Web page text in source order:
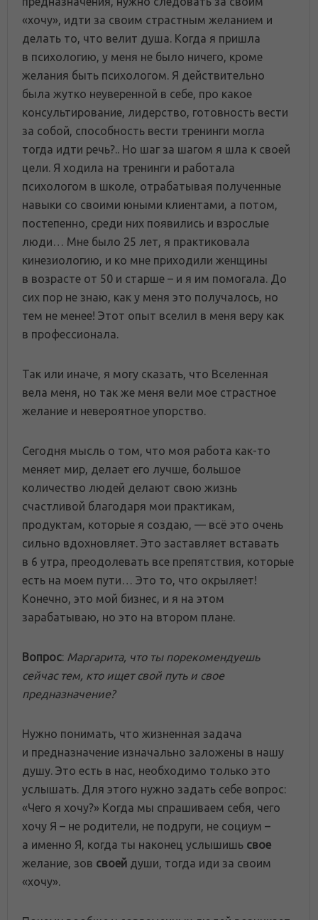
«хочу», идти за своим страстным желанием и
делать то, что велит душа. Когда я пришла
в психологию, у меня не было ничего, кроме
желания быть психологом. Я действительно
была жутко неуверенной в себе, про какое
консультирование, лидерство, готовность вести
за собой, способность вести тренинги могла
тогда идти речь?.. Но шаг за шагом я шла к своей
цели. Я ходила на тренинги и работала
психологом в школе, отрабатывая полученные
навыки со своими юными клиентами, а потом,
постепенно, среди них появились и взрослые
люди… Мне было 25 лет, я практиковала
кинезиологию, и ко мне приходили женщины
в возрасте от 50 и старше – и я им помогала. До
сих пор не знаю, как у меня это получалось, но
тем не менее! Этот опыт вселил в меня веру как
в профессионала.
Так или иначе, я могу сказать, что Вселенная
вела меня, но так же меня вели мое страстное
желание и невероятное упорство.
Сегодня мысль о том, что моя работа как-то
меняет мир, делает его лучше, большое
количество людей делают свою жизнь
счастливой благодаря мои практикам,
продуктам, которые я создаю, — всё это очень
сильно вдохновляет. Это заставляет вставать
в 6 утра, преодолевать все препятствия, которые
есть на моем пути… Это то, что окрыляет!
Конечно, это мой бизнес, и я на этом
зарабатываю, но это на втором плане.
Вопрос: Маргарита, что ты порекомендуешь
сейчас тем, кто ищет свой путь и свое
предназначение?
Нужно понимать, что жизненная задача
и предназначение изначально заложены в нашу
душу. Это есть в нас, необходимо только это
услышать. Для этого нужно задать себе вопрос:
«Чего я хочу?» Когда мы спрашиваем себя, чего
хочу Я – не родители, не подруги, не социум –
а именно Я, когда ты наконец услышишь свое
желание, зов своей души, тогда иди за своим
«хочу».